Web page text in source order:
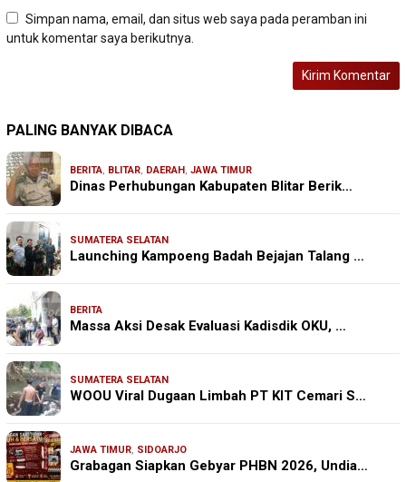
Simpan nama, email, dan situs web saya pada peramban ini
untuk komentar saya berikutnya.
PALING BANYAK DIBACA
BERITA, BLITAR, DAERAH, JAWA TIMUR
Dinas Perhubungan Kabupaten Blitar Berik…
SUMATERA SELATAN
Launching Kampoeng Badah Bejajan Talang …
BERITA
Massa Aksi Desak Evaluasi Kadisdik OKU, …
SUMATERA SELATAN
WOOU Viral Dugaan Limbah PT KIT Cemari S…
JAWA TIMUR, SIDOARJO
Grabagan Siapkan Gebyar PHBN 2026, Undia…